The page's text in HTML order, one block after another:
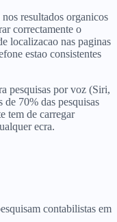
resultados organicos
correctamente o
localizacao nas paginas
estao consistentes
pesquisas por voz (Siri,
70% das pesquisas
tem de carregar
ecra.
contabilistas em